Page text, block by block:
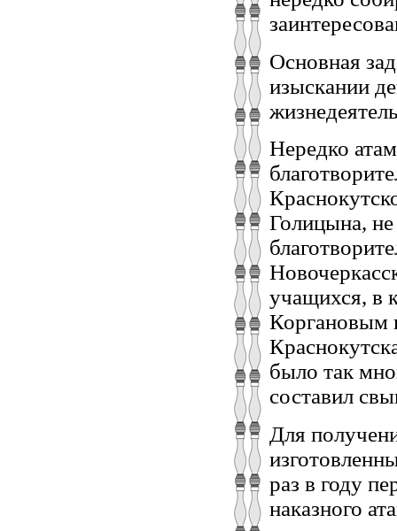
Основная
изыскании
Нередко
Голицына,
учащихся, в
Коргановым
было так
составил
Для
раз в году
наказного